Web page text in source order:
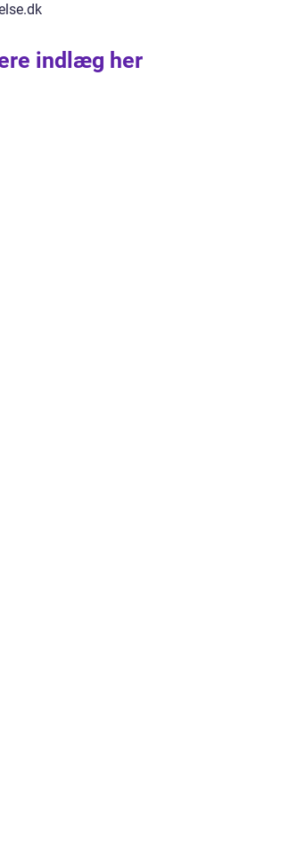
indlæg her